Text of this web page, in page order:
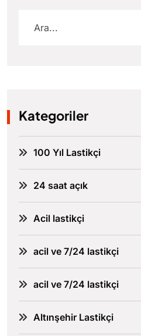
Kategoriler
100 Yıl Lastikçi
24 saat açık
Acil lastikçi
acil ve 7/24 lastikçi
acil ve 7/24 lastikçi
Altınşehir Lastikçi